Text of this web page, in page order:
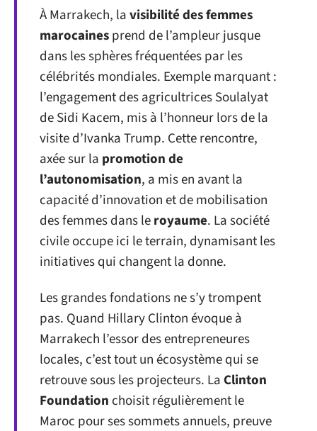
À Marrakech, lavisibilité des femmes
marocainesprend de l’ampleur jusque
dans les sphères fréquentées par les
célébrités mondiales. Exemple marquant :
l’engagement des agricultrices Soulalyat
de Sidi Kacem, mis à l’honneur lors de la
visite d’Ivanka Trump. Cette rencontre,
axée sur la promotion de
l’autonomisation, a mis en avant la
capacité d’innovation et de mobilisation
des femmes dans leroyaume. La société
civile occupe ici le terrain, dynamisant les
initiatives qui changent la donne.
Les grandes fondations ne s’y trompent
pas. Quand Hillary Clinton évoque à
Marrakech l’essor des entrepreneures
locales, c’est tout un écosystème qui se
retrouve sous les projecteurs. La Clinton
Foundation choisit régulièrement le
Maroc pour ses sommets annuels, preuve